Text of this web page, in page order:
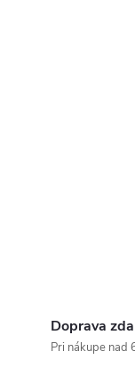
Doprava
Pri nákupe nad